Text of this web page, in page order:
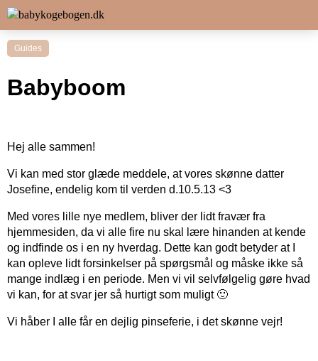
Guides
Babyboom
Hej alle sammen!
Vi kan med stor glæde meddele, at vores skønne datter
Josefine, endelig kom til verden d.10.5.13 <3
Med vores lille nye medlem, bliver der lidt fravær fra
hjemmesiden, da vi alle fire nu skal lære hinanden at kende
og indfinde os i en ny hverdag. Dette kan godt betyder at I
kan opleve lidt forsinkelser på spørgsmål og måske ikke så
mange indlæg i en periode. Men vi vil selvfølgelig gøre hvad
vi kan, for at svar jer så hurtigt som muligt 🙂
Vi håber I alle får en dejlig pinseferie, i det skønne vejr!